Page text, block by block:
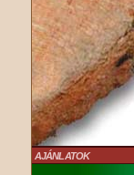
AJÁNLATOK